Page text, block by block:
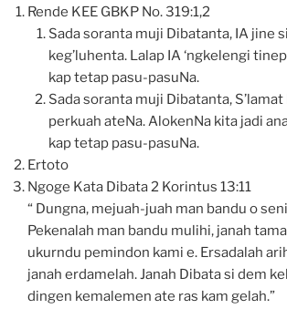
Rende KEE GBKP No. 319:1,2
Sada soranta muji Dibatanta, IA jine
keg’luhenta. Lalap IA ‘ngkelengi
kap tetap pasu-pasuNa.
Sada soranta muji Dibatanta, S’lamat
perkuah ateNa. AlokenNa kita jadi
kap tetap pasu-pasuNa.
Ertoto
Ngoge Kata Dibata 2 Korintus 13:11
“ Dungna, mejuah-juah man bandu o
Pekenalah man bandu mulihi, janah
ukurndu pemindon kami e. Ersadalah
janah erdamelah. Janah Dibata si dem
dingen kemalemen ate ras kam gelah.”